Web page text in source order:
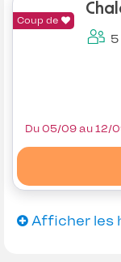
Coup de
Du 05/09 au 12/
Afficher les